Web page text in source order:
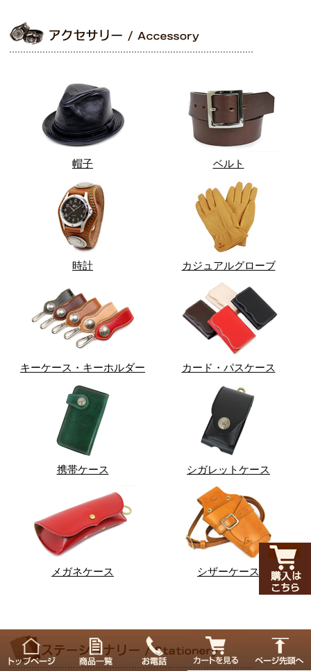
帽子 ベルト
時計 カジュアルグローブ
キーケース・キーホルダー カード・パスケース
携帯ケース シガレットケース
メガネケース シザーケース